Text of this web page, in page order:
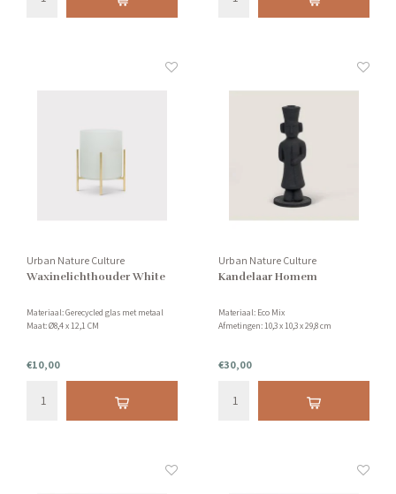
Urban Nature Culture
Waxinelichthouder White
Materiaal: Gerecycled glas met metaal
Maat: Ø8,4 x 12,1 CM
€10,00
Urban Nature Culture
Kandelaar Homem
Materiaal: Eco Mix
Afmetingen: 10,3 x 10,3 x 29,8 cm
€30,00